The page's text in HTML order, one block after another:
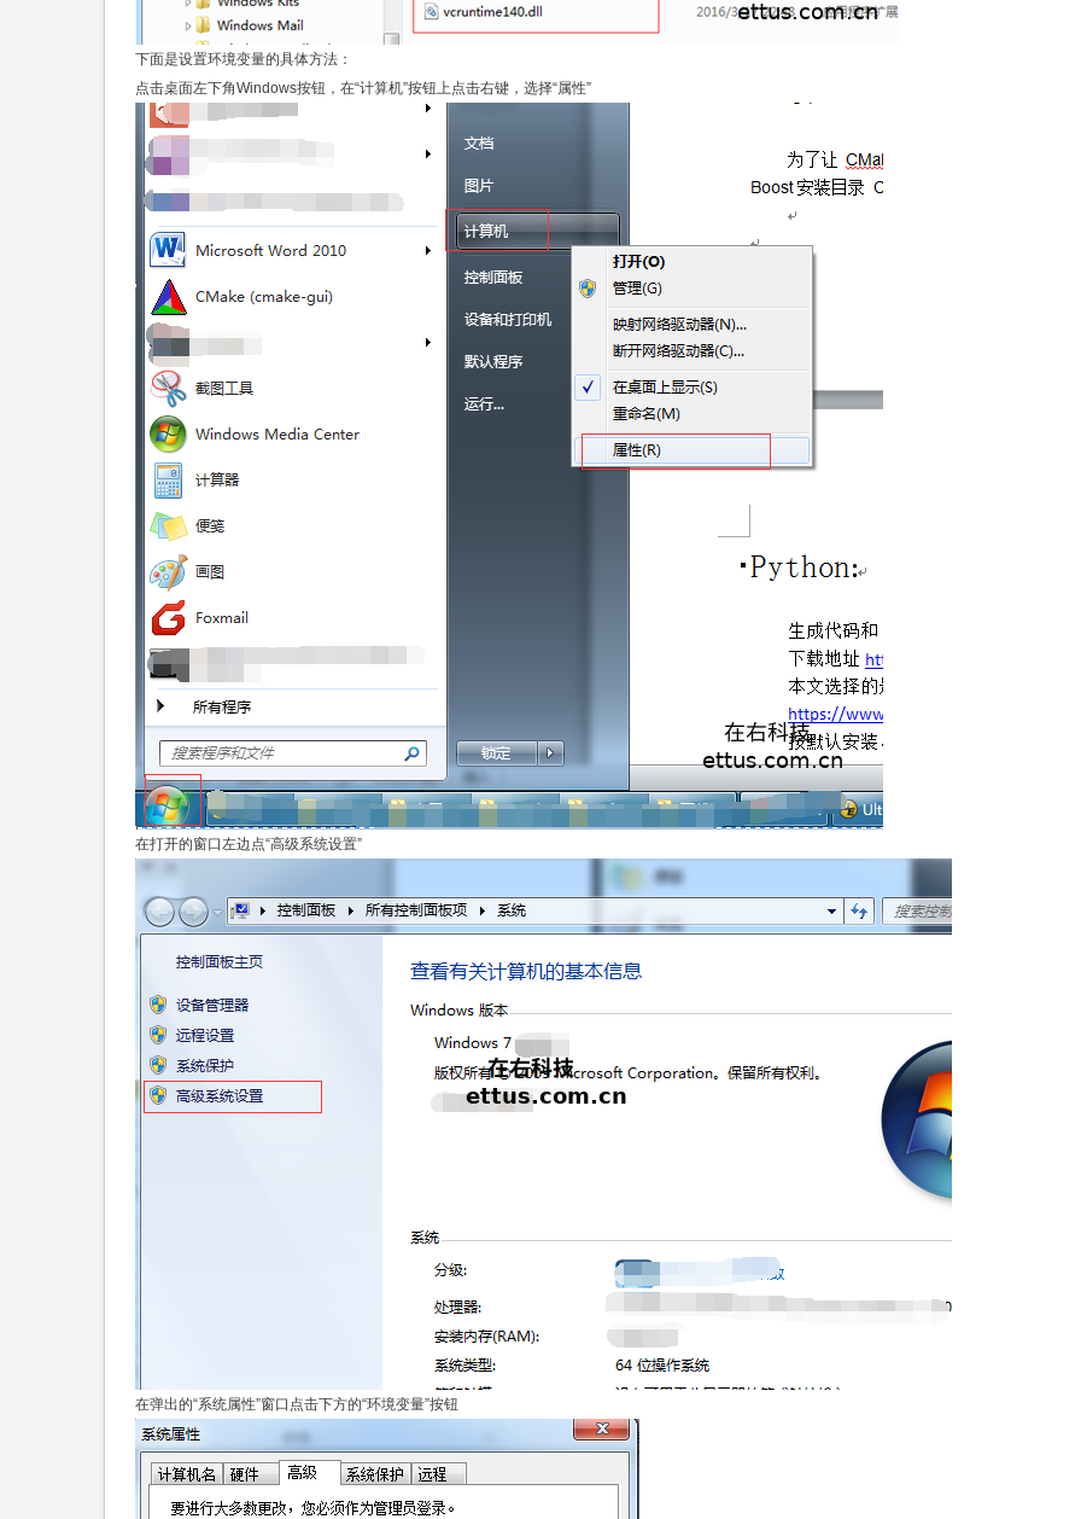
下面是设置环境变量的具体方法：
点击桌面左下角Windows按钮，在“计算机”按钮上点击右键，选择“属性”
在打开的窗口左边点“高级系统设置”
在弹出的“系统属性”窗口点击下方的“环境变量”按钮